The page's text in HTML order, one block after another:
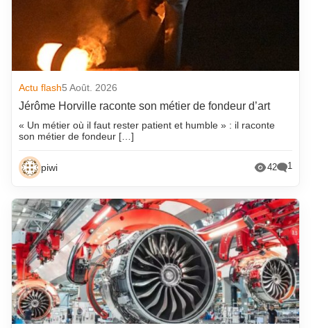
Actu flash5 Août. 2026
Jérôme Horville raconte son métier de fondeur d’art
« Un métier où il faut rester patient et humble » : il raconte
son métier de fondeur […]
piwi 42 1